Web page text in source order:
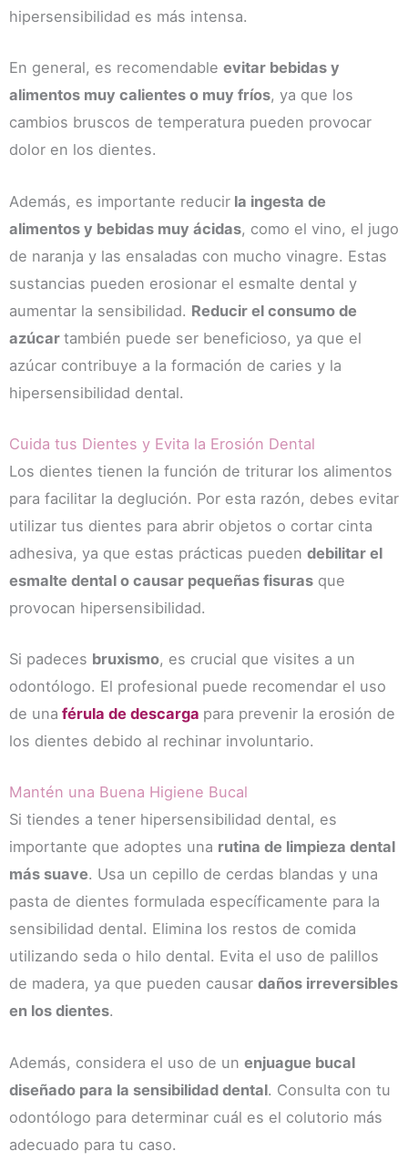
hipersensibilidad es más intensa.
En general, es recomendable evitar bebidas y
alimentos muy calientes o muy fríos, ya que los
cambios bruscos de temperatura pueden provocar
dolor en los dientes.
Además, es importante reducir la ingesta de
alimentos y bebidas muy ácidas, como el vino, el jugo
de naranja y las ensaladas con mucho vinagre. Estas
sustancias pueden erosionar el esmalte dental y
aumentar la sensibilidad. Reducir el consumo de
azúcar también puede ser beneficioso, ya que el
azúcar contribuye a la formación de caries y la
hipersensibilidad dental.
Cuida tus Dientes y Evita la Erosión Dental
Los dientes tienen la función de triturar los alimentos
para facilitar la deglución. Por esta razón, debes evitar
utilizar tus dientes para abrir objetos o cortar cinta
adhesiva, ya que estas prácticas pueden debilitar el
esmalte dental o causar pequeñas fisuras que
provocan hipersensibilidad.
Si padeces bruxismo, es crucial que visites a un
odontólogo. El profesional puede recomendar el uso
de una férula de descarga para prevenir la erosión de
los dientes debido al rechinar involuntario.
Mantén una Buena Higiene Bucal
Si tiendes a tener hipersensibilidad dental, es
importante que adoptes una rutina de limpieza dental
más suave. Usa un cepillo de cerdas blandas y una
pasta de dientes formulada específicamente para la
sensibilidad dental. Elimina los restos de comida
utilizando seda o hilo dental. Evita el uso de palillos
de madera, ya que pueden causar daños irreversibles
en los dientes.
Además, considera el uso de un enjuague bucal
diseñado para la sensibilidad dental. Consulta con tu
odontólogo para determinar cuál es el colutorio más
adecuado para tu caso.